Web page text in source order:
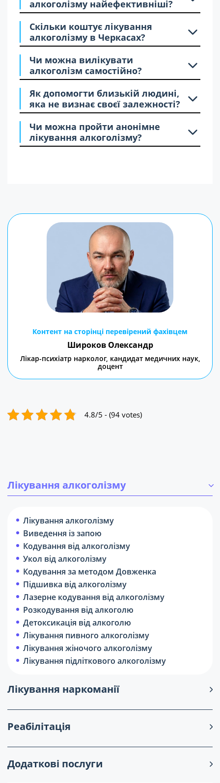
Лікування алкоголізму
Лікування алкоголізму
Виведення із запою
Кодування від алкоголізму
Укол від алкоголізму
Кодування за методом Довженка
Підшивка від алкоголізму
Лазерне кодування від алкоголізму
Розкодування від алкоголю
Детоксикація від алкоголю
Лікування пивного алкоголізму
Лікування жіночого алкоголізму
Лікування підліткового алкоголізму
Лікування наркоманії
Реабілітація
Додаткові послуги
алкоголізму найефективніші?
Скільки коштує лікування
алкоголізму в Черкасах?
Чи можна вилікувати
алкоголізм самостійно?
Як допомогти близькій людині,
яка не визнає своєї залежності?
Чи можна пройти анонімне
лікування алкоголізму?
Контент на сторінці перевірений фахівцем
Широков Олександр
Лікар-психіатр нарколог, кандидат медичних наук,
доцент
4.8/5 - (94 votes)